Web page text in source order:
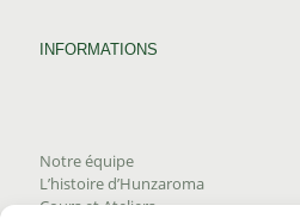
INFORMATIONS
Notre équipe
L’histoire d’Hunzaroma
Cours et Ateliers